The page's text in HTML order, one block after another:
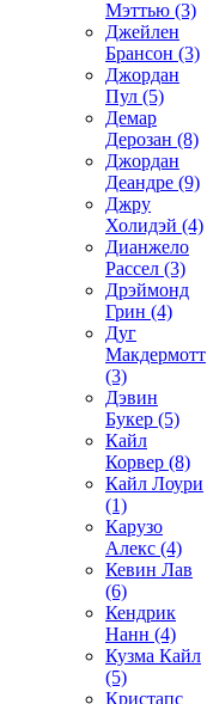
Мэттью (3)
Джейлен
Брансон (3)
Джордан
Пул (5)
Демар
Дерозан (8)
Джордан
Деандре (9)
Джру
Холидэй (4)
Дианжело
Рассел (3)
Дрэймонд
Грин (4)
Дуг
Макдермотт
(3)
Дэвин
Букер (5)
Кайл
Корвер (8)
Кайл Лоури
(1)
Карузо
Алекс (4)
Кевин Лав
(6)
Кендрик
Нанн (4)
Кузма Кайл
(5)
Кристапс